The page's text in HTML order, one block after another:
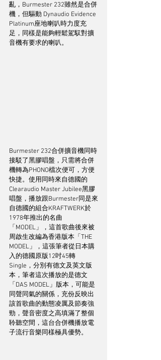
亂，Burmester 232雖然是合併
機，但驅動 Dynaudio Evidence
Platinum座地喇叭時力度充
足，同樣是能夠輕鬆駕馭對擴
音機有要求的喇叭。
Burmester 232合併擴音機同時
接駁了黑膠唱盤，只需將合併
機轉為PHONO檔次便可，方便
快捷。使用同時來自德國的
Clearaudio Master Jubilee黑膠
唱盤，播放跟Burmester同是來
自德國的組合KRAFTWERK於
1978年推出的名曲
「MODEL」，這首歌曲後來被
周啟生改編為香港版本「THE
MODEL」，這張筆者從日本購
入的德國原版12吋45轉
Single，分別有德文及英文版
本，筆者這次播放的是德文
「DAS MODEL」版本，可能是
同聲同氣的關係，充份反映出
該首歌曲的動態凌厲及節奏強
勁，聲音密度之高填滿了整個
聆聽空間，這台合併機播放電
子流行音樂同樣極具優勢。